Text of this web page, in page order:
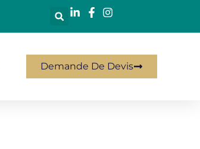
Demande De Devis